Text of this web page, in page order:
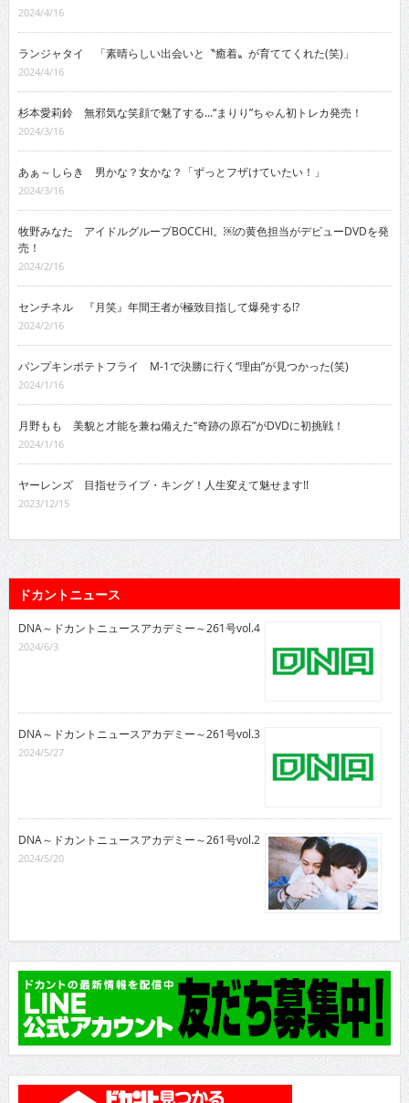
2024/4/16
ランジャタイ 「素晴らしい出会いと〝癒着〟が育ててくれた(笑)」
2024/4/16
杉本愛莉鈴 無邪気な笑顔で魅了する…“まりり”ちゃん初トレカ発売！
2024/3/16
あぁ～しらき 男かな？女かな？「ずっとフザけていたい！」
2024/3/16
牧野みなた アイドルグループBOCCHI。￼の黄色担当がデビューDVDを発
売！
2024/2/16
センチネル 『月笑』年間王者が極致目指して爆発する!?
2024/2/16
パンプキンポテトフライ M-1で決勝に行く“理由”が見つかった(笑)
2024/1/16
月野もも 美貌と才能を兼ね備えた“奇跡の原石”がDVDに初挑戦！
2024/1/16
ヤーレンズ 目指せライブ・キング！人生変えて魅せます!!
2023/12/15
ドカントニュース
DNA～ドカントニュースアカデミー～261号vol.4
2024/6/3
DNA～ドカントニュースアカデミー～261号vol.3
2024/5/27
DNA～ドカントニュースアカデミー～261号vol.2
2024/5/20